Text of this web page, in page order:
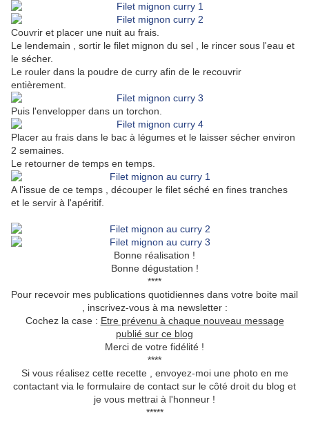
Couvrir et placer une nuit au frais.
Le lendemain , sortir le filet mignon du sel , le rincer sous l'eau et
le sécher.
Le rouler dans la poudre de curry afin de le recouvrir
entièrement.
Puis l'envelopper dans un torchon.
Placer au frais dans le bac à légumes et le laisser sécher environ
2 semaines.
Le retourner de temps en temps.
A l'issue de ce temps , découper le filet séché en fines tranches
et le servir à l'apéritif.
Bonne réalisation !
Bonne dégustation !
****
Pour recevoir mes publications quotidiennes dans votre boite mail
, inscrivez-vous à ma newsletter :
Cochez la case : Etre prévenu à chaque nouveau message
publié sur ce blog
Merci de votre fidélité !
****
Si vous réalisez cette recette , envoyez-moi une photo en me
contactant via le formulaire de contact sur le côté droit du blog et
je vous mettrai à l'honneur !
*****